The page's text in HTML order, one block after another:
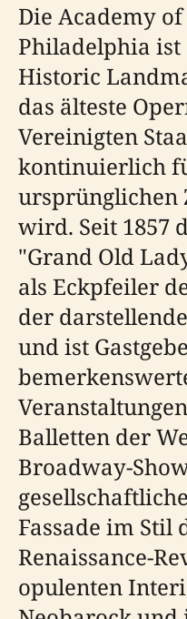
Die Academy
Philadelphia
Historic
das älteste
Vereinigten
kontinuierlich
ursprünglichen
wird. Seit 1857
"Grand Old
als Eckpfeiler
der
und ist
Balletten der
Broadway-
Fassade im Stil
Renaissance-
opulenten